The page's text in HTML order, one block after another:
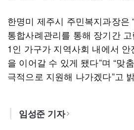
한명미 제주시 주민복지과장은
통합사례관리를 통해 장기간
1인 가구가 지역사회 내에서
을 이어갈 수 있게 됐다”며 “맞
극적으로 지원해 나가겠다”고
임성준 기자